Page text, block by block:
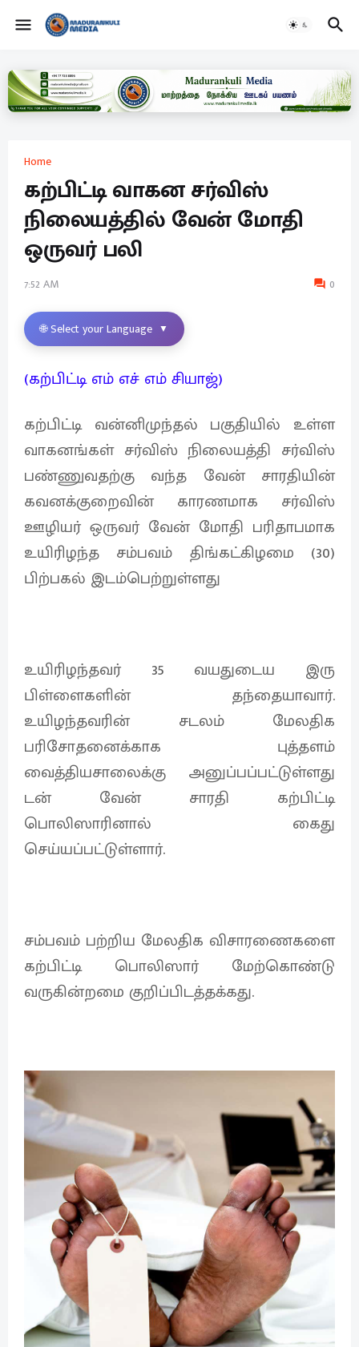
Home
கற்பிட்டி வாகன சர்விஸ்
நிலையத்தில் வேன் மோதி
ஒருவர் பலி
7:52 AM 0
🌐 Select your Language ▼
(கற்பிட்டி எம் எச் எம் சியாஜ்)
கற்பிட்டி வன்னிமுந்தல் பகுதியில் உள்ள
வாகனங்கள் சர்விஸ் நிலையத்தி சர்விஸ்
பண்ணுவதற்கு வந்த வேன் சாரதியின்
கவனக்குறைவின் காரணமாக சர்விஸ்
ஊழியர் ஒருவர் வேன் மோதி பரிதாபமாக
உயிரிழந்த சம்பவம் திங்கட்கிழமை (30)
பிற்பகல் இடம்பெற்றுள்ளது
உயிரிழந்தவர் 35 வயதுடைய இரு
பிள்ளைகளின் தந்தையாவார்.
உயிழந்தவரின் சடலம் மேலதிக
பரிசோதனைக்காக புத்தளம்
வைத்தியசாலைக்கு அனுப்பப்பட்டுள்ளது
டன் வேன் சாரதி கற்பிட்டி
பொலிஸாரினால் கைது
செய்யப்பட்டுள்ளார்.
சம்பவம் பற்றிய மேலதிக விசாரணைகளை
கற்பிட்டி பொலிஸார் மேற்கொண்டு
வருகின்றமை குறிப்பிடத்தக்கது.